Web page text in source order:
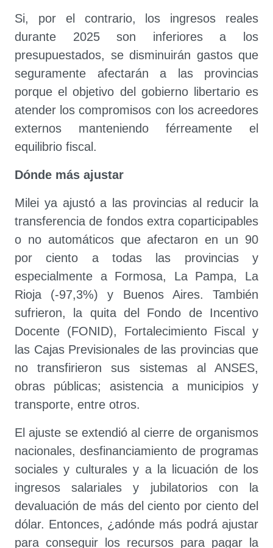
Si, por el contrario, los ingresos reales
durante 2025 son inferiores a los
presupuestados, se disminuirán gastos que
seguramente afectarán a las provincias
porque el objetivo del gobierno libertario es
atender los compromisos con los acreedores
externos manteniendo férreamente el
equilibrio fiscal.
Dónde más ajustar
Milei ya ajustó a las provincias al reducir la
transferencia de fondos extra coparticipables
o no automáticos que afectaron en un 90
por ciento a todas las provincias y
especialmente a Formosa, La Pampa, La
Rioja (-97,3%) y Buenos Aires. También
sufrieron, la quita del Fondo de Incentivo
Docente (FONID), Fortalecimiento Fiscal y
las Cajas Previsionales de las provincias que
no transfirieron sus sistemas al ANSES,
obras públicas; asistencia a municipios y
transporte, entre otros.
El ajuste se extendió al cierre de organismos
nacionales, desfinanciamiento de programas
sociales y culturales y a la licuación de los
ingresos salariales y jubilatorios con la
devaluación de más del ciento por ciento del
dólar. Entonces, ¿adónde más podrá ajustar
para conseguir los recursos para pagar la